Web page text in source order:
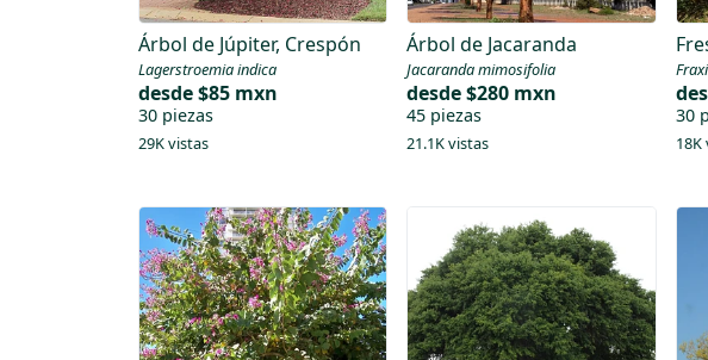
Árbol de Júpiter, Crespón
Lagerstroemia indica
desde$85 mxn
30 piezas
29K vistas
Árbol de Jacaranda
Jacaranda mimosifolia
desde$280 mxn
45 piezas
21.1K vistas
30
18K